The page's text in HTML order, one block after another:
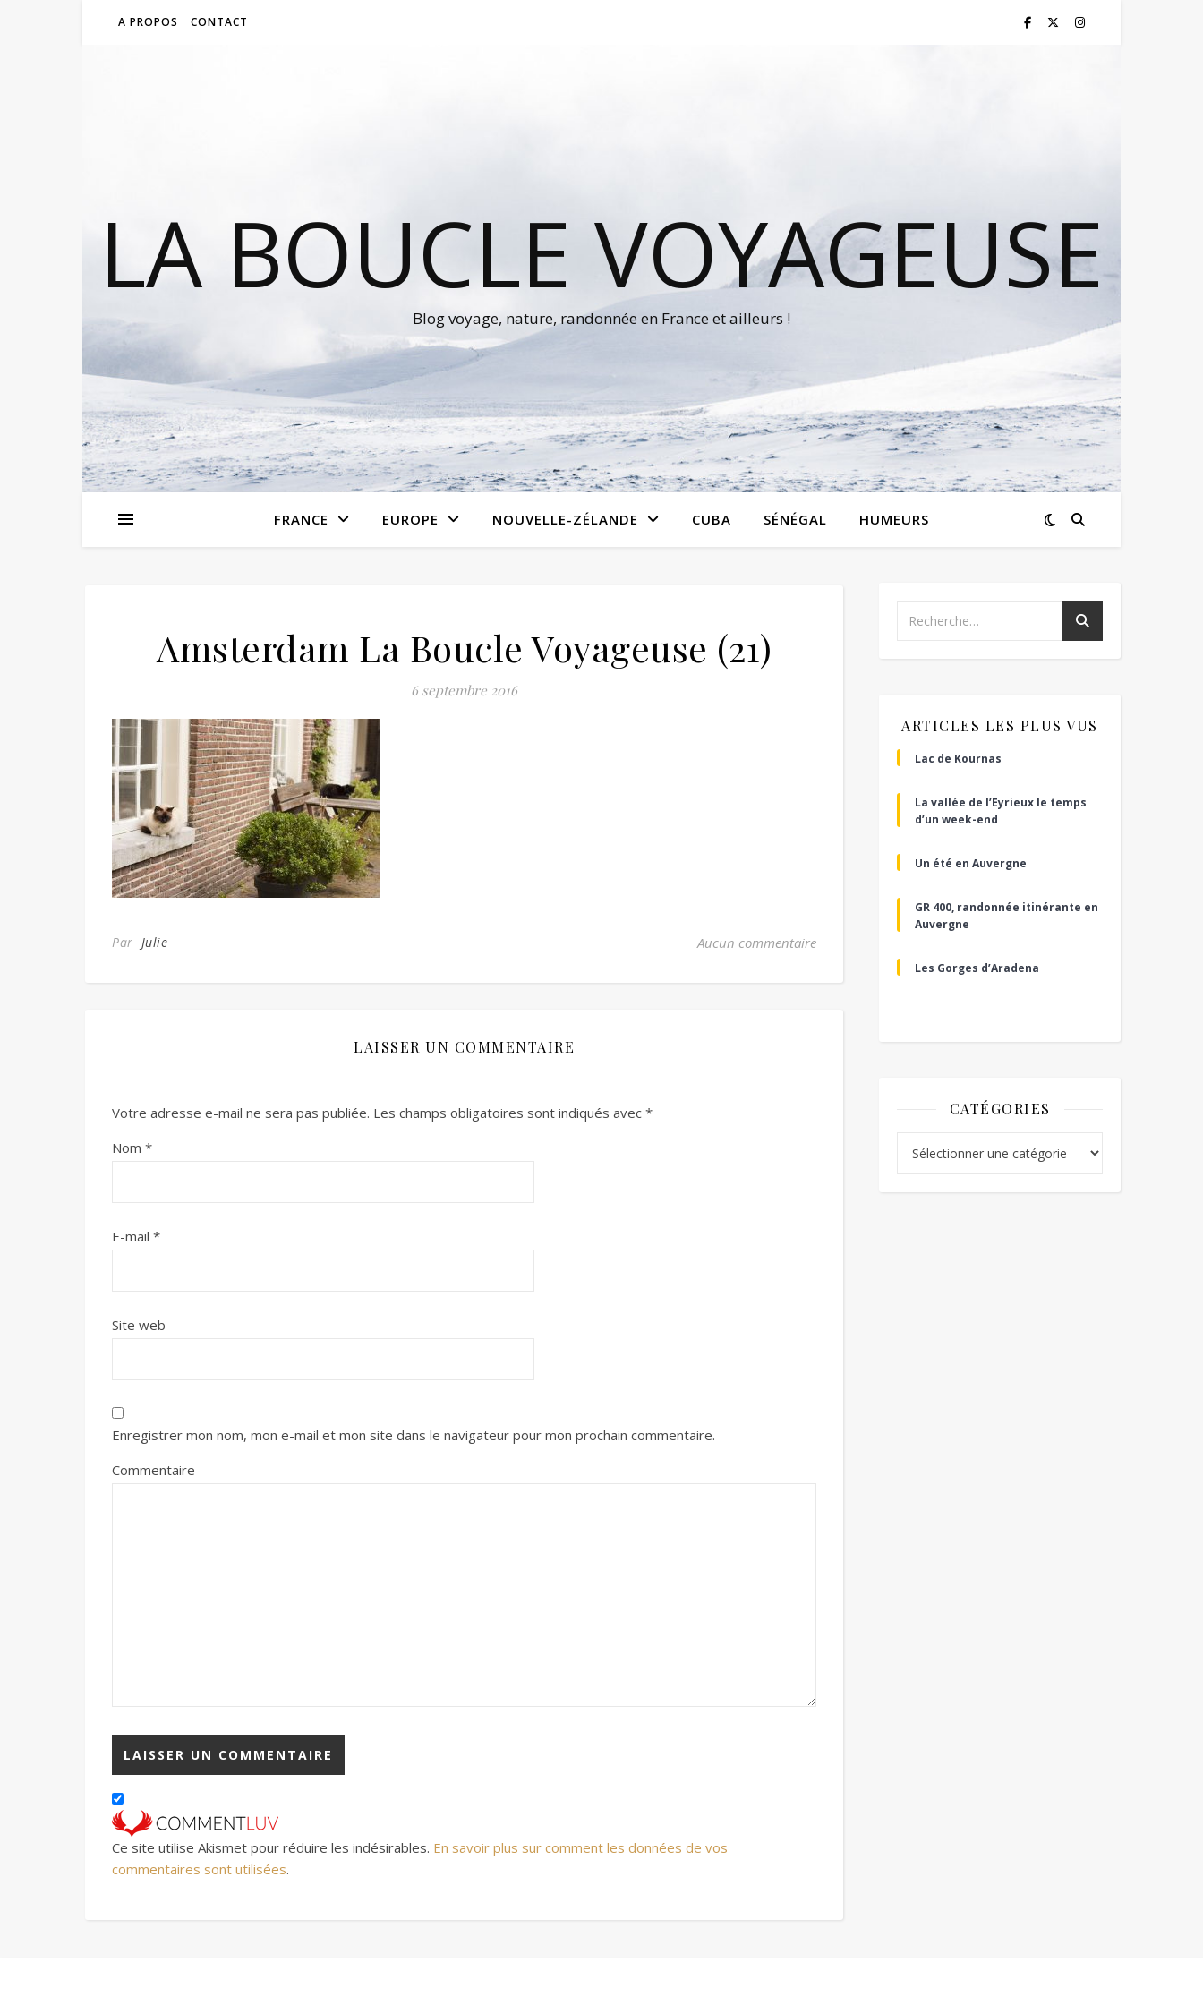
A PROPOS CONTACT
LA BOUCLE VOYAGEUSE
Blog voyage, nature, randonnée en France et ailleurs !
FRANCE EUROPE NOUVELLE-ZÉLANDE CUBA SÉNÉGAL HUMEURS
Amsterdam La Boucle Voyageuse (21)
6 septembre 2016
Par Julie Aucun commentaire
LAISSER UN COMMENTAIRE
Votre adresse e-mail ne sera pas publiée. Les champs obligatoires sont indiqués avec *
Nom *
E-mail *
Site web
Enregistrer mon nom, mon e-mail et mon site dans le navigateur pour mon prochain commentaire.
Commentaire
Ce site utilise Akismet pour réduire les indésirables. En savoir plus sur comment les données de vos
commentaires sont utilisées.
ARTICLES LES PLUS VUS
Lac de Kournas
La vallée de l’Eyrieux le temps
d’un week-end
Un été en Auvergne
GR 400, randonnée itinérante en
Auvergne
Les Gorges d’Aradena
CATÉGORIES